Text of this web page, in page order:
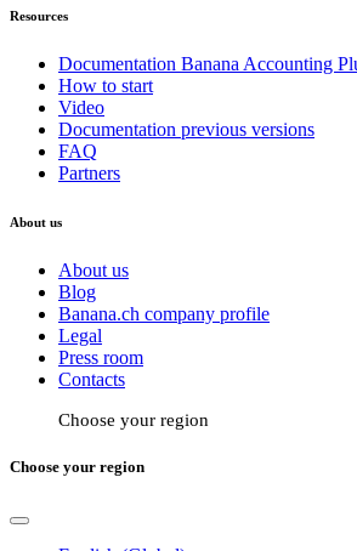
Resources
Documentation Banana Accounting
How to start
Video
Documentation previous versions
FAQ
Partners
About us
About us
Blog
Banana.ch company profile
Legal
Press room
Contacts
Choose your region
Choose your region